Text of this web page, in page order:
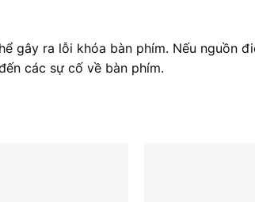
gây ra lỗi khóa bàn phím. Nếu nguồn
các sự cố về bàn phím.